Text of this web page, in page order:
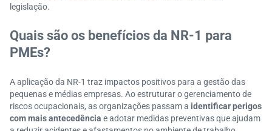
legislação.
Quais são os benefícios da NR-1 para
PMEs?
A aplicação da NR-1 traz impactos positivos para a gestão das
pequenas e médias empresas. Ao estruturar o gerenciamento de
riscos ocupacionais, as organizações passam a identificar perigos
com mais antecedência e adotar medidas preventivas que ajudam